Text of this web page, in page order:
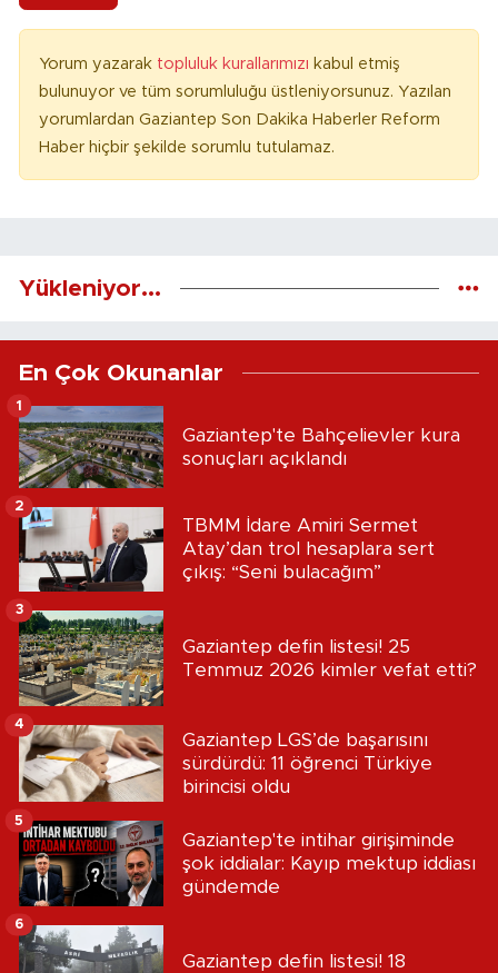
Yorum yazarak topluluk kurallarımızı kabul etmiş
bulunuyor ve tüm sorumluluğu üstleniyorsunuz. Yazılan
yorumlardan Gaziantep Son Dakika Haberler Reform
Haber hiçbir şekilde sorumlu tutulamaz.
Yükleniyor...
En Çok Okunanlar
Gaziantep'te Bahçelievler kura
sonuçları açıklandı
1
TBMM İdare Amiri Sermet
Atay’dan trol hesaplara sert
çıkış: “Seni bulacağım”
2
Gaziantep defin listesi! 25
Temmuz 2026 kimler vefat etti?
3
Gaziantep LGS’de başarısını
sürdürdü: 11 öğrenci Türkiye
birincisi oldu
4
Gaziantep'te intihar girişiminde
şok iddialar: Kayıp mektup iddiası
gündemde
5
Gaziantep defin listesi! 18
6